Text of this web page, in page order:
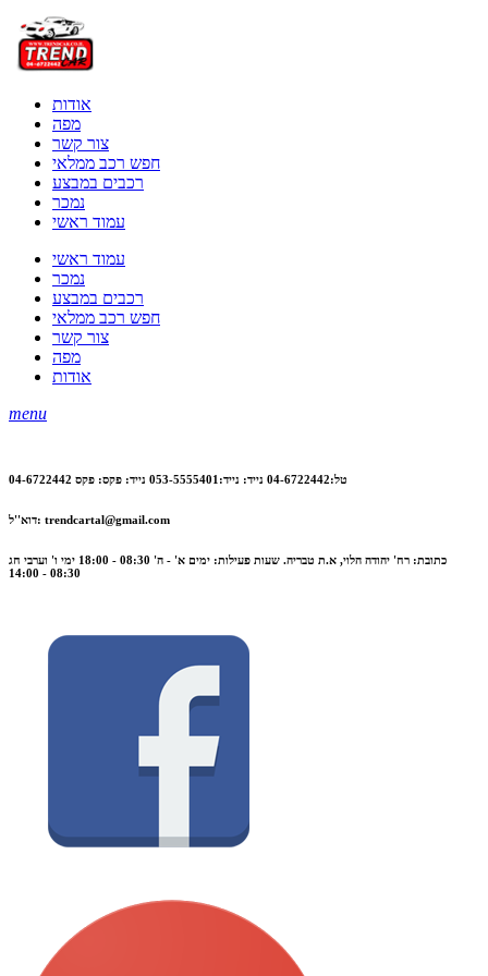
אודות
מפה
צור קשר
חפש רכב ממלאי
רכבים במבצע
נמכר
עמוד ראשי
עמוד ראשי
נמכר
רכבים במבצע
חפש רכב ממלאי
צור קשר
מפה
אודות
menu
טל:04-6722442 נייד: נייד:053-5555401 נייד: פקס: פקס 04-6722442
דוא''ל: trendcartal@gmail.com
כתובת: רח' יהודה הלוי, א.ת טבריה. שעות פעילות: ימים א' - ה' 08:30 - 18:00 ימי ו' וערבי חג
08:30 - 14:00